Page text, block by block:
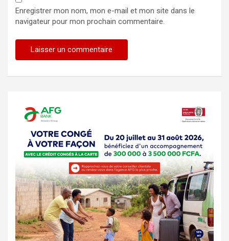
Enregistrer mon nom, mon e-mail et mon site dans le
navigateur pour mon prochain commentaire.